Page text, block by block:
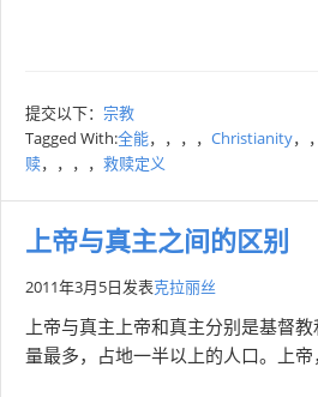
提交以下： 宗教
Tagged With:全能，，，， Christianity，
赎，，，， 救赎定义
上帝与真主之间的区别
2011年3月5日发表克拉丽丝
上帝与真主上帝和真主分别是基督
量最多，占地一半以上的人口。上